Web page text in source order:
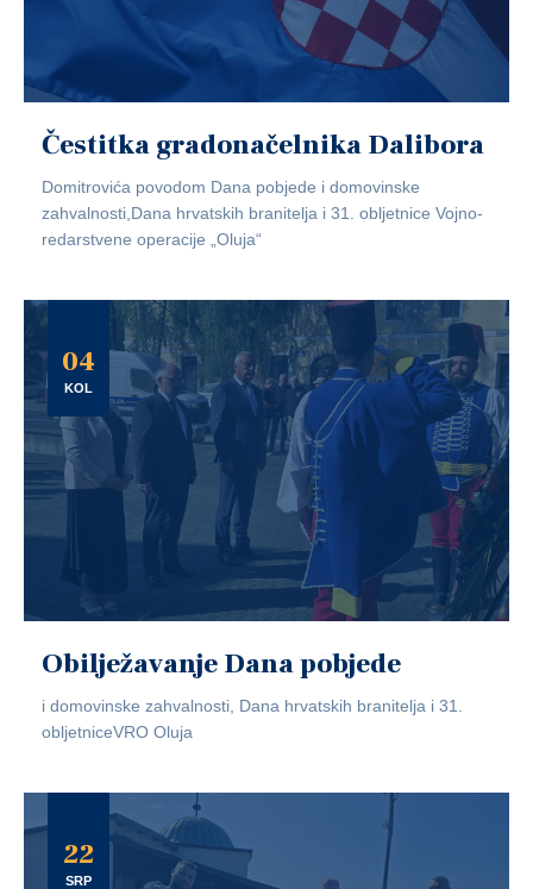
Čestitka gradonačelnika Dalibora
Domitrovića povodom Dana pobjede i domovinske
zahvalnosti,Dana hrvatskih branitelja i 31. obljetnice Vojno-
redarstvene operacije „Oluja“
04
KOL
Obilježavanje Dana pobjede
i domovinske zahvalnosti, Dana hrvatskih branitelja i 31.
obljetniceVRO Oluja
22
SRP